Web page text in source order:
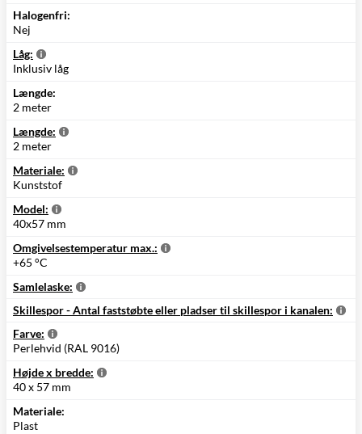
Halogenfri:
Nej
Låg:
Inklusiv låg
Længde:
2 meter
Længde:
2 meter
Materiale:
Kunststof
Model:
40x57 mm
Omgivelsestemperatur max.:
+65 °C
Samlelaske:
Skillespor - Antal faststøbte eller pladser til skillespor i kanalen:
Farve:
Perlehvid (RAL 9016)
Højde x bredde:
40 x 57 mm
Materiale:
Plast